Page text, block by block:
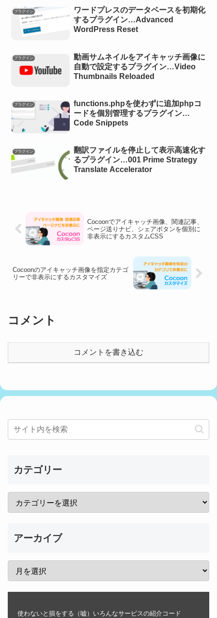
プラグイン
ワードプレスのデータベースを初期化
するプラグイン…Advanced
WordPress Reset
プラグイン
動画サムネイルをアイキャッチ画像に
自動で設定するプラグイン…Video
Thumbnails Reloaded
プラグイン
functions.phpを使わずに追加phpコ
ードを個別管理するプラグイン…
Code Snippets
プラグイン
翻訳ファイルを停止して表示高速化す
るプラグイン…001 Prime Strategy
Translate Accelerator
Cocoonでアイキャッチ画像、関連記事、
ページ送りナビ、シェアボタンを個別に
非表示にするカスタムCSS
Cocoonのアイキャッチ画像を指定カテゴ
リーで非表示にするカスタマイズ
コメント
コメントを書き込む
カテゴリー
アーカイブ
使わないと損をする（嘘）いろんなサービスの紹介コード